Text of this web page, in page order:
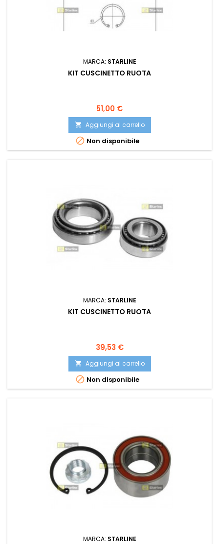
MARCA: STARLINE
KIT CUSCINETTO RUOTA
Prezzo
51,00 €
 Aggiungi al carrello
 Non disponibile
MARCA: STARLINE
KIT CUSCINETTO RUOTA
Prezzo
39,53 €
 Aggiungi al carrello
 Non disponibile
MARCA: STARLINE